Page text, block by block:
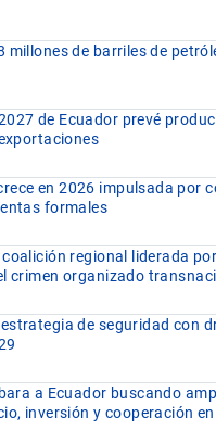
millones de barriles de
de Ecuador prevé
en 2026 impulsada por
formales
regional liderada
crimen organizado
de seguridad con
a Ecuador buscando
inversión y cooperación